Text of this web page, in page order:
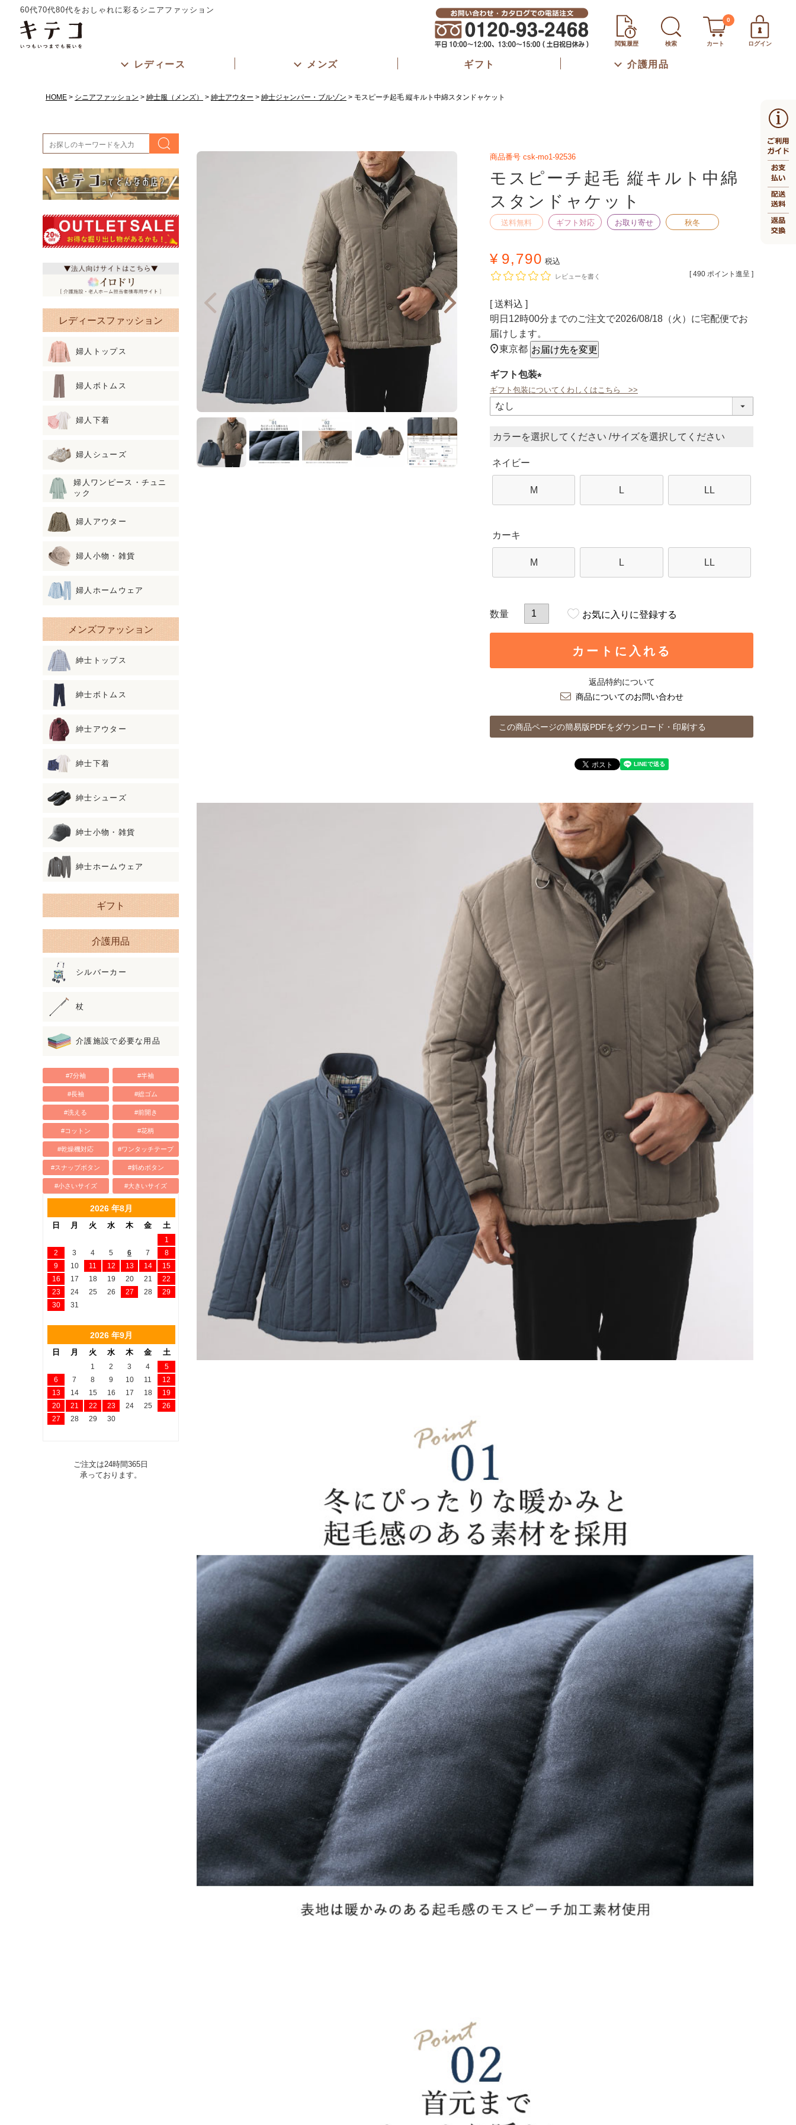
60代70代80代をおしゃれに彩るシニアファッション
閲覧履歴 検索 カート
0
ログイン
レディース メンズ ギフト 介護用品
HOME シニアファッション 紳士服（メンズ） 紳士アウター 紳士ジャンパー・ブルゾン モスピーチ起毛 縦キルト中綿スタンドャケット
レディースファッション
婦人トップス
婦人ボトムス
婦人下着
婦人シューズ
婦人ワンピース・チュニ
ック
婦人アウター
婦人小物・雑貨
婦人ホームウェア
メンズファッション
紳士トップス
紳士ボトムス
紳士アウター
紳士下着
紳士シューズ
紳士小物・雑貨
紳士ホームウェア
ギフト
介護用品
シルバーカー
杖
介護施設で必要な用品
#7分袖 #半袖
#長袖 #総ゴム
#洗える #前開き
#コットン #花柄
#乾燥機対応 #ワンタッチテープ
#スナップボタン #斜めボタン
#小さいサイズ #大きいサイズ
2026 年8月
日 月 火 水 木 金 土
1
2
3 4 5 6 7
8
9
10 11 12 13 14
15
16
17 18 19 20 21
22
23
24 25 26 27 28
29
30
31
2026 年9月
日 月 火 水 木 金 土
1 2 3 4
5
6
7 8 9 10 11
12
13
14 15 16 17 18
19
20
21 22 23 24 25
26
27
28 29 30
ご注文は24時間365日
承っております。
商品番号 csk-mo1-92536
モスピーチ起毛 縦キルト中綿
スタンドャケット
送料無料 ギフト対応 お取り寄せ 秋冬
¥ 9,790 税込
[ 490 ポイント進呈 ]
レビューを書く
送料込
明日 12時00分 までのご注文で2026/08/18（火） に宅配便でお
届けします。
東京都 お届け先を変更
ギフト包装
(必
ギフト包装についてくわしくはこちら >>
カラー サイズ
ネイビー
M L LL
カーキ
M L LL
お気に入りに登録する
カートに入れる
返品特約について
商品についてのお問い合わせ
この商品ページの簡易版PDFをダウンロード・印刷する